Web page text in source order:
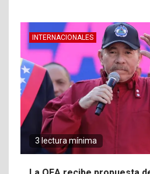
INTERNACIONALES
3 lectura mínima